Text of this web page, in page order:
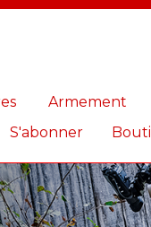
Armement
S'abonner